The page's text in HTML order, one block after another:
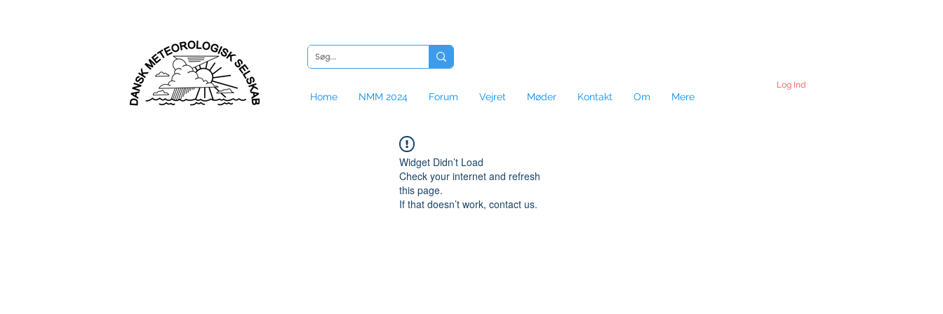
Home NMM 2024 Forum Vejret Møder Kontakt Om Mere
Log Ind
Widget Didn’t Load
Check your internet and refresh
this page.
If that doesn’t work, contact us.